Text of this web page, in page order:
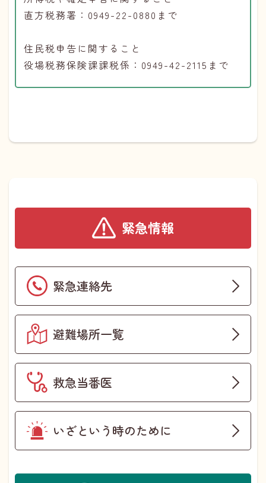
直方税務署：0949-22-0880まで
住民税申告に関すること
役場税務保険課課税係：0949-42-2115まで
緊急情報
緊急連絡先
避難場所一覧
救急当番医
いざという時のために